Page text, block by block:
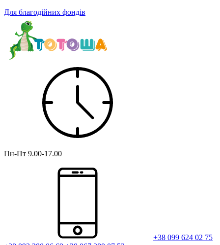
Для благодійних фондів
Пн-Пт 9.00-17.00
+38 099 624 02 75